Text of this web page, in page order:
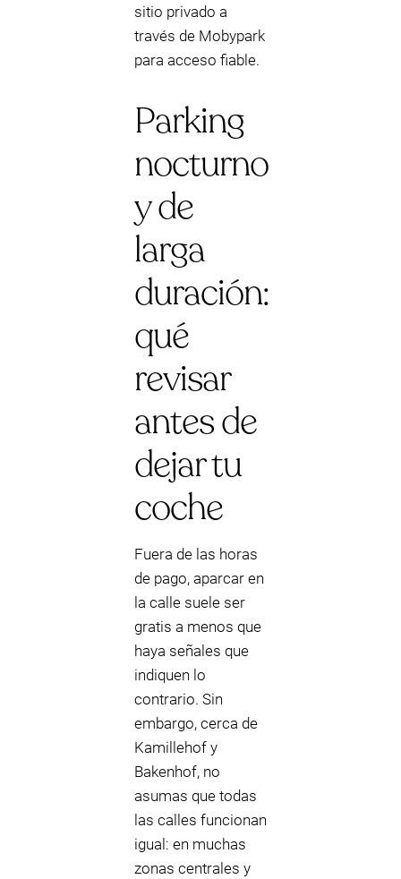
sitio privado a
través de Mobypark
para acceso fiable.
Parking
nocturno
y de
larga
duración:
qué
revisar
antes de
dejar tu
coche
Fuera de las horas
de pago, aparcar en
la calle suele ser
gratis a menos que
haya señales que
indiquen lo
contrario. Sin
embargo, cerca de
Kamillehof y
Bakenhof, no
asumas que todas
las calles funcionan
igual: en muchas
zonas centrales y